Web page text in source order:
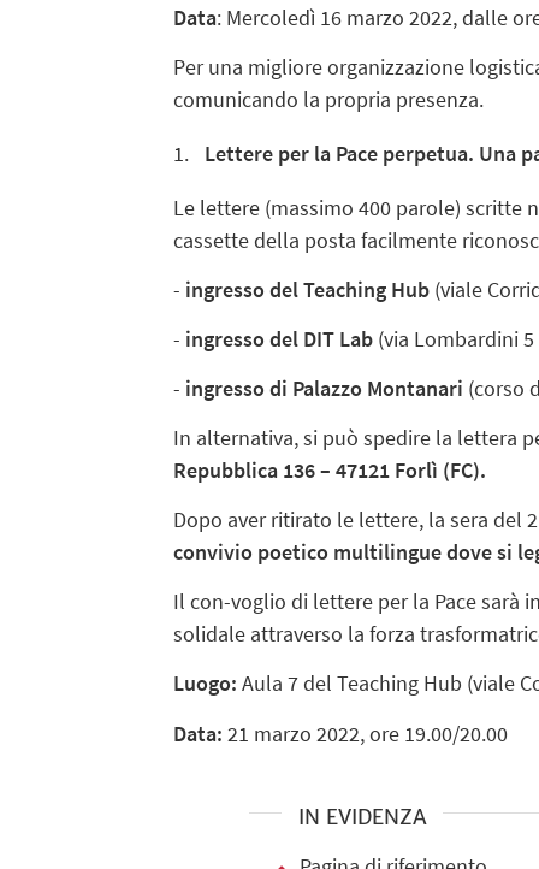
Data: Mercoledì 16 marzo 2022, dalle
Per una migliore organizzazione
comunicando la propria presenza.
Lettere per la Pace perpetua. Una
Le lettere (massimo 400 parole)
cassette della posta facilmente
- ingresso delTeaching Hub(viale
- ingresso del DIT Lab(via Lombardini 5
- ingresso di Palazzo Montanari (corso
In alternativa, si può spedire la lettera
Repubblica 136 – 47121 Forlì (FC).
Dopo aver ritirato le lettere, la sera del
convivio poetico multilingue dove si
Il con-voglio di lettere per la Pace sarà
solidale attraverso la forza
Luogo: Aula 7 del Teaching Hub (viale
Data: 21 marzo 2022, ore 19.00/20.00
IN EVIDENZA